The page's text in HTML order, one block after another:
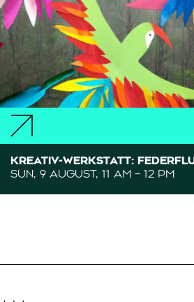
KREATIV-WERKSTATT:
SUN, 9 AUGUST, 11 AM – 12 PM